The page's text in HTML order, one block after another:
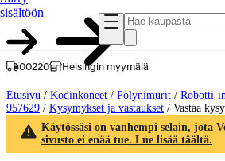
sisältöön
00220 Helsingin myymälä
Etusivu / Kodinkoneet / Pölynimurit / Robotti-
957629 / Kysymykset ja vastaukset / Vastaa
Käytössäsi on vanhempi selain, jota
sivusto ei enää tue. Lue lisää täältä.